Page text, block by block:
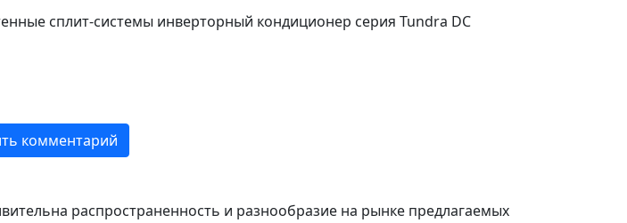
сплит-системы инверторный кондиционер серия Tundra DC
распространенность и разнообразие на рынке предлагаемых